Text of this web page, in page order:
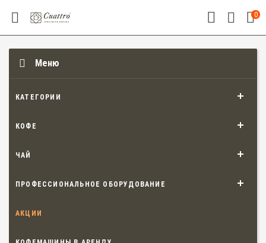
0
Меню
КАТЕГОРИИ
КОФЕ
ЧАЙ
ПРОФЕССИОНАЛЬНОЕ ОБОРУДОВАНИЕ
АКЦИИ